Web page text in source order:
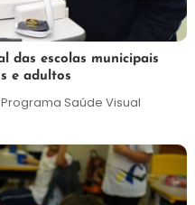
das escolas municipais
e adultos
Programa Saúde Visual